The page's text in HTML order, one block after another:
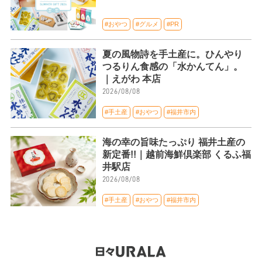
#おやつ #グルメ #PR
夏の風物詩を手土産に。ひんやり
つるりん食感の「水かんてん」。
｜えがわ 本店
2026/08/08
#手土産 #おやつ #福井市内
海の幸の旨味たっぷり 福井土産の
新定番!!｜越前海鮮倶楽部 くるふ福
井駅店
2026/08/08
#手土産 #おやつ #福井市内